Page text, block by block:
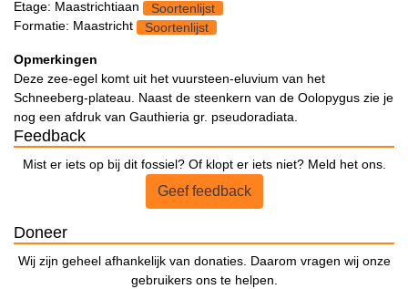
Etage: Maastrichtiaan
Soortenlijst
Formatie: Maastricht
Soortenlijst
Opmerkingen
Deze zee-egel komt uit het vuursteen-eluvium van het
Schneeberg-plateau. Naast de steenkern van de Oolopygus zie je
nog een afdruk van Gauthieria gr. pseudoradiata.
Feedback
Mist er iets op bij dit fossiel? Of klopt er iets niet? Meld het ons.
Geef feedback
Doneer
Wij zijn geheel afhankelijk van donaties. Daarom vragen wij onze
gebruikers ons te helpen.